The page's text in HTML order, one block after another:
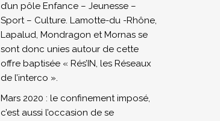
d’un pôle Enfance – Jeunesse –
Sport – Culture. Lamotte-du -Rhône,
Lapalud, Mondragon et Mornas se
sont donc unies autour de cette
offre baptisée « Rés’IN, les Réseaux
de l’interco ».
Mars 2020 : le confinement imposé,
c’est aussi l’occasion de se